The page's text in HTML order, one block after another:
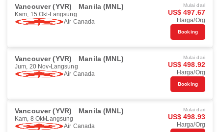
Vancouver (YVR) Manila (MNL)
Kam, 15 Okt Langsung
Air Canada
Mulai dari
US$ 497.67
Harga/Org
Booking
Vancouver (YVR) Manila (MNL)
Jum, 20 Nov Langsung
Air Canada
Mulai dari
US$ 498.92
Harga/Org
Booking
Vancouver (YVR) Manila (MNL)
Kam, 8 Okt Langsung
Air Canada
Mulai dari
US$ 498.93
Harga/Org